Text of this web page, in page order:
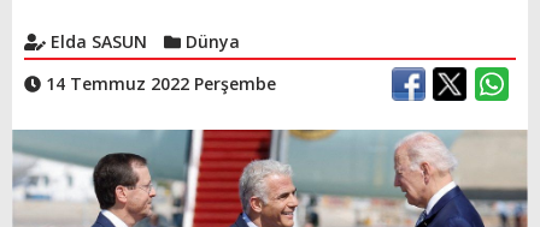
Elda SASUN
Dünya
14 Temmuz 2022 Perşembe